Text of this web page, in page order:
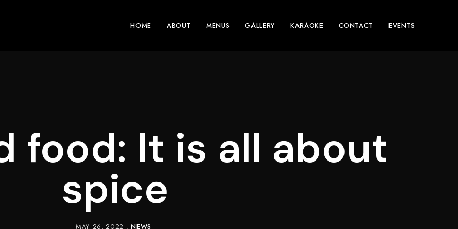
HOME ABOUT MENUS GALLERY KARAOKE CONTACT EVENTS
food: It is all about
spice
MAY 26, 2022 NEWS